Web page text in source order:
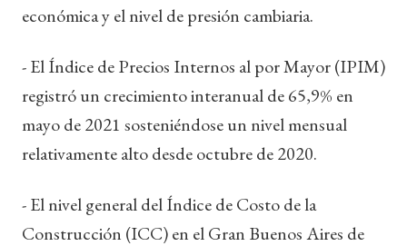
económica y el nivel de presión cambiaria.
- El Índice de Precios Internos al por Mayor (IPIM)
registró un crecimiento interanual de 65,9% en
mayo de 2021 sosteniéndose un nivel mensual
relativamente alto desde octubre de 2020.
- El nivel general del Índice de Costo de la
Construcción (ICC) en el Gran Buenos Aires de